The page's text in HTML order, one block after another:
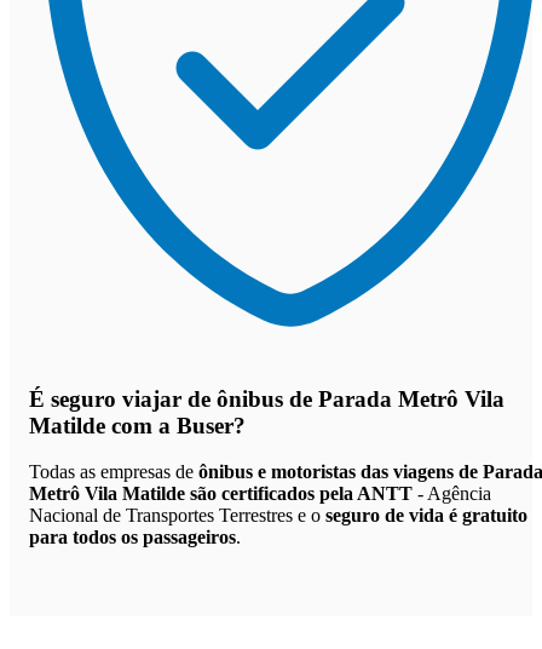
É seguro viajar de ônibus de Parada Metrô Vila
Matilde com a Buser?
Todas as empresas de ônibus e motoristas das viagens de Parada
Metrô Vila Matilde são certificados pela ANTT - Agência
Nacional de Transportes Terrestres e o seguro de vida é gratuito
para todos os passageiros.